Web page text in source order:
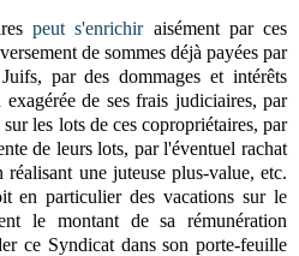
peut s'enrichiraisément par ces
de sommes déjà payées par
par des dommages et intérêts
de ses frais judiciaires, par
les lots de ces copropriétaires, par
de leurs lots, par l'éventuel rachat
une juteuse plus-value, etc.
en particulier des vacations sur le
le montant de sa rémunération
ce Syndicat dans son porte-feuille